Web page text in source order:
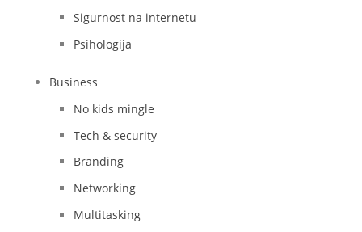
Sigurnost na internetu
Psihologija
Business
No kids mingle
Tech & security
Branding
Networking
Multitasking